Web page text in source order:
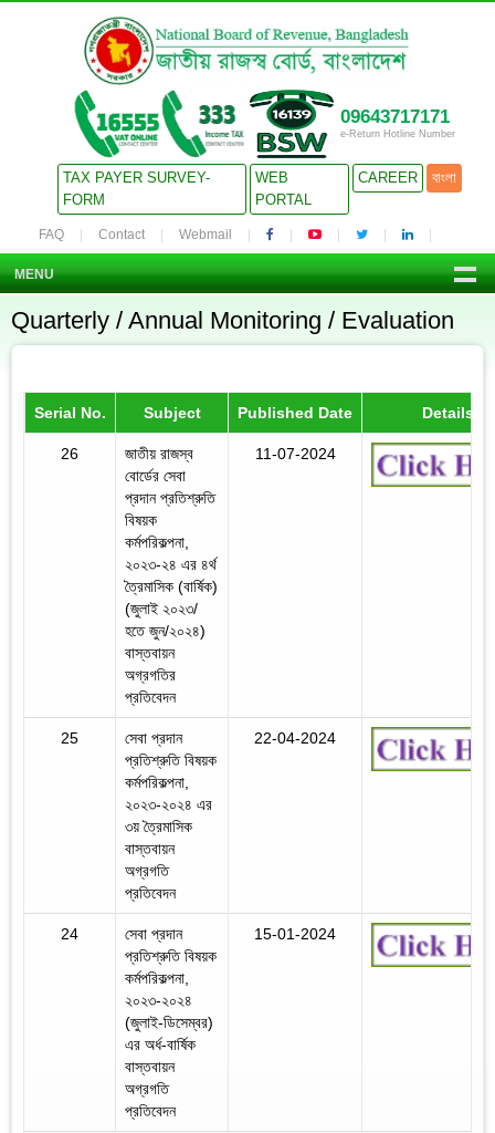
09643717171
e-Return Hotline Number
TAX PAYER SURVEY-
FORM
WEB
PORTAL
CAREER বাংলা
FAQ Contact Webmail
MENU
Quarterly / Annual Monitoring / Evaluation
Serial No. Subject Published Date Details
26
জাতীয় রাজস্ব
বোর্ডের সেবা
প্রদান প্রতিশ্রুতি
বিষয়ক
কর্মপরিকল্পনা,
২০২৩-২৪ এর ৪র্থ
ত্রৈমাসিক (বার্ষিক)
(জুলাই ২০২৩/
হতে জুন/২০২৪)
বাস্তবায়ন
অগ্রগতির
প্রতিবেদন
11-07-2024
25
সেবা প্রদান
প্রতিশ্রুতি বিষয়ক
কর্মপরিকল্পনা,
২০২৩-২০২৪ এর
৩য় ত্রৈমাসিক
বাস্তবায়ন
অগ্রগতি
প্রতিবেদন
22-04-2024
24
সেবা প্রদান
প্রতিশ্রুতি বিষয়ক
কর্মপরিকল্পনা,
২০২৩-২০২৪
(জুলাই-ডিসেম্বর)
এর অর্ধ-বার্ষিক
বাস্তবায়ন
অগ্রগতি
প্রতিবেদন
15-01-2024